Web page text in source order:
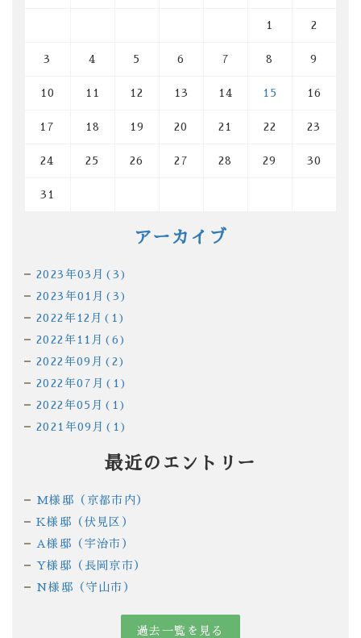
1 2
3 4 5 6 7 8 9
10 11 12 13 14 15 16
17 18 19 20 21 22 23
24 25 26 27 28 29 30
31
アーカイブ
2023年03月(3)
2023年01月(3)
2022年12月(1)
2022年11月(6)
2022年09月(2)
2022年07月(1)
2022年05月(1)
2021年09月(1)
最近のエントリー
M様邸（京都市内）
K様邸（伏見区）
A様邸（宇治市）
Y様邸（長岡京市）
N様邸（守山市）
過去一覧を見る